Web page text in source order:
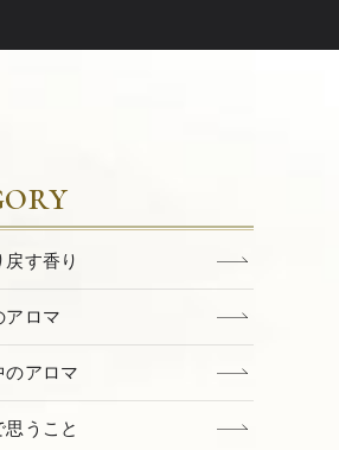
戻す香り
アロマ
のアロマ
うこと